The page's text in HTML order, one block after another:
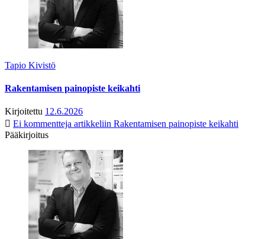
Tapio Kivistö
Rakentamisen painopiste keikahti
Kirjoitettu 12.6.2026
Ei kommentteja artikkeliin Rakentamisen painopiste keikahti
Pääkirjoitus